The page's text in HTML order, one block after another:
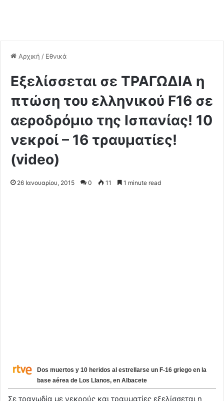
Αρχική / Εθνικά
Εξελίσσεται σε ΤΡΑΓΩΔΙΑ η
πτώση του ελληνικού F16 σε
αεροδρόμιο της Ισπανίας! 10
νεκροί – 16 τραυματίες!
(video)
26 Ιανουαρίου, 2015 0 11 1 minute read
Dos muertos y 10 heridos al estrellarse un F-16 griego en la
base aérea de Los Llanos, en Albacete
Σε τραγωδία με νεκρούς και τραυματίες εξελίσσεται η